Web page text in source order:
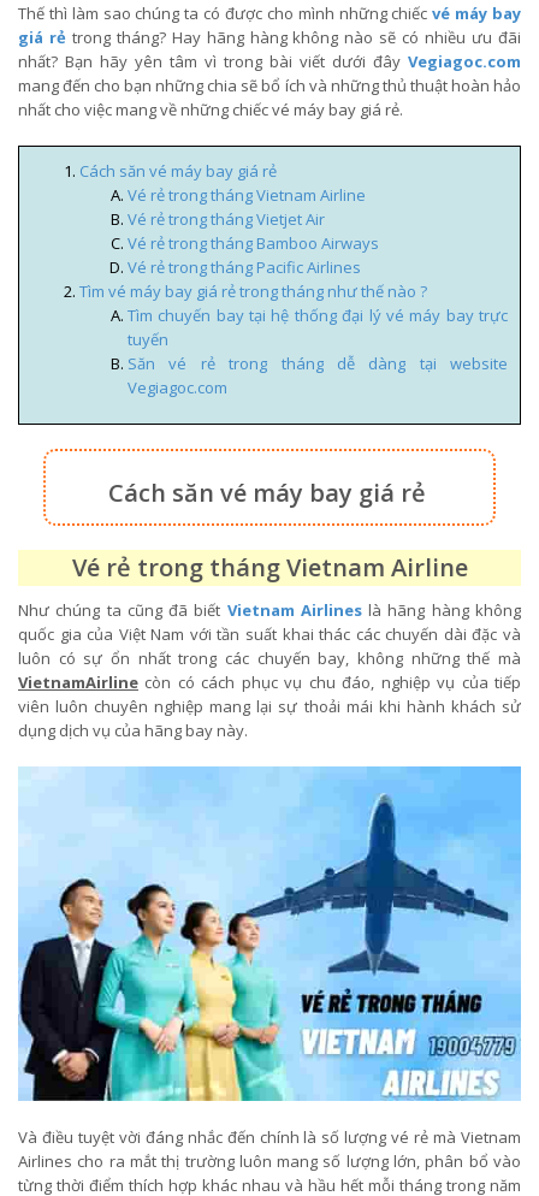
Thế thì làm sao chúng ta có được cho mình những chiếcvé máy bay
giá rẻ trong tháng? Hay hãng hàng không nào sẽ có nhiều ưu đãi
nhất? Bạn hãy yên tâm vì trong bài viết dưới đây Vegiagoc.com
mang đến cho bạn những chia sẽ bổ ích và những thủ thuật hoàn hảo
nhất cho việc mang về những chiếc vé máy bay giá rẻ.
Cách săn vé máy bay giá rẻ
Vé rẻ trong tháng Vietnam Airline
Vé rẻ trong tháng Vietjet Air
Vé rẻ trong tháng Bamboo Airways
Vé rẻ trong tháng Pacific Airlines
Tìm vé máy bay giá rẻ trong tháng như thế nào ?
Tìm chuyến bay tại hệ thống đại lý vé máy bay trực
tuyến
Săn vé rẻ trong tháng dễ dàng tại website
Vegiagoc.com
Cách săn vé máy bay giá rẻ
Vé rẻ trong tháng Vietnam Airline
Như chúng ta cũng đã biết Vietnam Airlineslà hãng hàng không
quốc gia của Việt Nam với tần suất khai thác các chuyến dài đặc và
luôn có sự ổn nhất trong các chuyến bay, không những thế mà
VietnamAirline còn có cách phục vụ chu đáo, nghiệp vụ của tiếp
viên luôn chuyên nghiệp mang lại sự thoải mái khi hành khách sử
dụng dịch vụ của hãng bay này.
Và điều tuyệt vời đáng nhắc đến chính là số lượng vé rẻ mà Vietnam
Airlines cho ra mắt thị trường luôn mang số lượng lớn, phân bổ vào
từng thời điểm thích hợp khác nhau và hầu hết mỗi tháng trong năm